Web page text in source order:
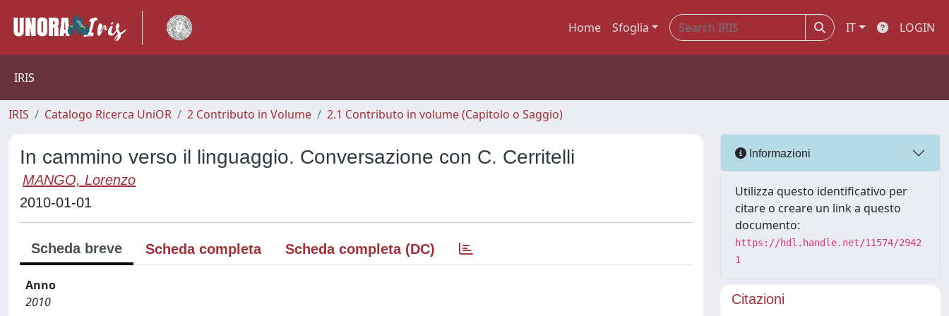
Home Sfoglia IT LOGIN
IRIS
IRIS Catalogo Ricerca UniOR 2 Contributo in Volume 2.1 Contributo in volume (Capitolo o Saggio)
In cammino verso il linguaggio. Conversazione con C. Cerritelli
MANGO, Lorenzo
2010-01-01
Scheda breve Scheda completa Scheda completa (DC)
Anno
2010
Informazioni
Utilizza questo identificativo per
citare o creare un link a questo
documento:
https://hdl.handle.net/11574/2942
1
Citazioni